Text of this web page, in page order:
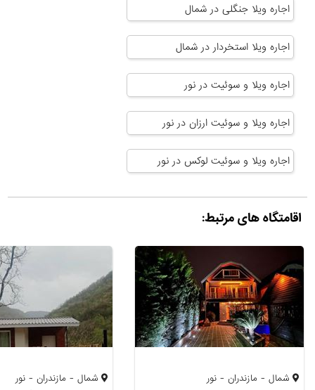
اجاره ویلا جنگلی در شمال
اجاره ویلا استخردار در شمال
اجاره ویلا و سوئیت در نور
اجاره ویلا و سوئیت ارزان در نور
اجاره ویلا و سوئیت لوکس در نور
اقامتگاه های مرتبط:
شمال - مازندران - نور شمال - مازندران - نور